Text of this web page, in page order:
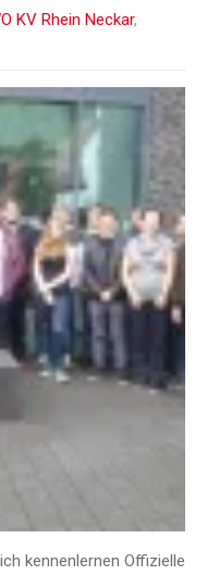
KV Rhein Neckar,
kennenlernen Offizielle